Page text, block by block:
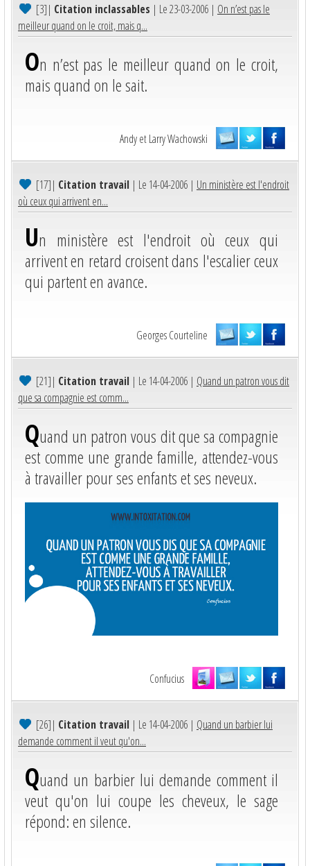
[3]| Citation inclassables | Le 23-03-2006 | On n’est pas le
meilleur quand on le croit, mais q...
On n’est pas le meilleur quand on le croit,
mais quand on le sait.
Andy et Larry Wachowski
[17]| Citation travail | Le 14-04-2006 | Un ministère est l'endroit
où ceux qui arrivent en...
Un ministère est l'endroit où ceux qui
arrivent en retard croisent dans l'escalier ceux
qui partent en avance.
Georges Courteline
[21]| Citation travail | Le 14-04-2006 | Quand un patron vous dit
que sa compagnie est comm...
Quand un patron vous dit que sa compagnie
est comme une grande famille, attendez-vous
à travailler pour ses enfants et ses neveux.
Confucius
[26]| Citation travail | Le 14-04-2006 | Quand un barbier lui
demande comment il veut qu'on...
Quand un barbier lui demande comment il
veut qu'on lui coupe les cheveux, le sage
répond: en silence.